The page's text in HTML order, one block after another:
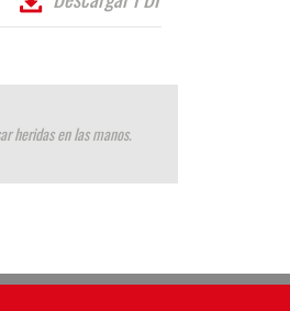
heridas en las manos.